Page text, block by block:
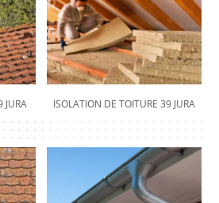
JURA ISOLATION DE TOITURE 39 JURA